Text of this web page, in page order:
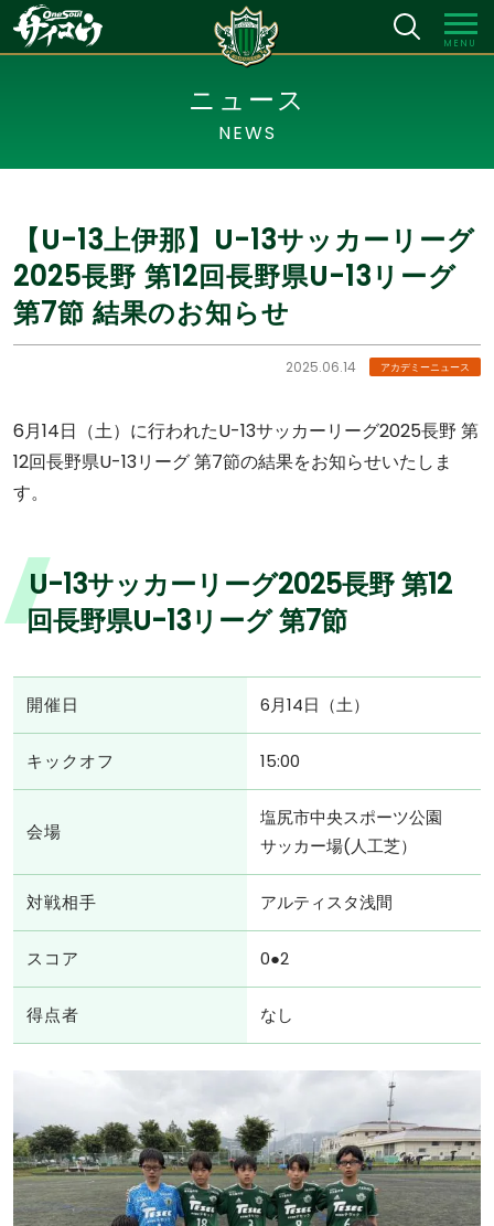
MENU
ニュース
NEWS
【U-13上伊那】U-13サッカーリーグ
2025長野 第12回長野県U-13リーグ
第7節 結果のお知らせ
2025.06.14 アカデミーニュース
6月14日（土）に行われたU-13サッカーリーグ2025長野 第
12回長野県U-13リーグ 第7節の結果をお知らせいたしま
す。
U-13サッカーリーグ2025長野 第12
回長野県U-13リーグ 第7節
開催日 6月14日（土）
キックオフ 15:00
会場
塩尻市中央スポーツ公園
サッカー場(人工芝）
対戦相手 アルティスタ浅間
スコア 0●2
得点者 なし